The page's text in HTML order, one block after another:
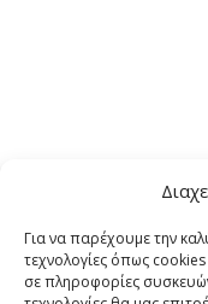
Για να παρέχουμε την
τεχνολογίες όπως
σε πληροφορίες